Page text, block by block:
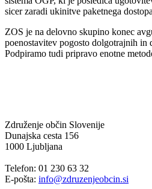
sicer zaradi ukinitve paketnega
ZOS je na delovno skupino konec
poenostavitev pogosto dolgotrajnih in
Podpiramo tudi pripravo enotne
Združenje občin Slovenije
Dunajska cesta 156
1000 Ljubljana
Telefon: 01 230 63 32
E-pošta: info@zdruzenjeobcin.si